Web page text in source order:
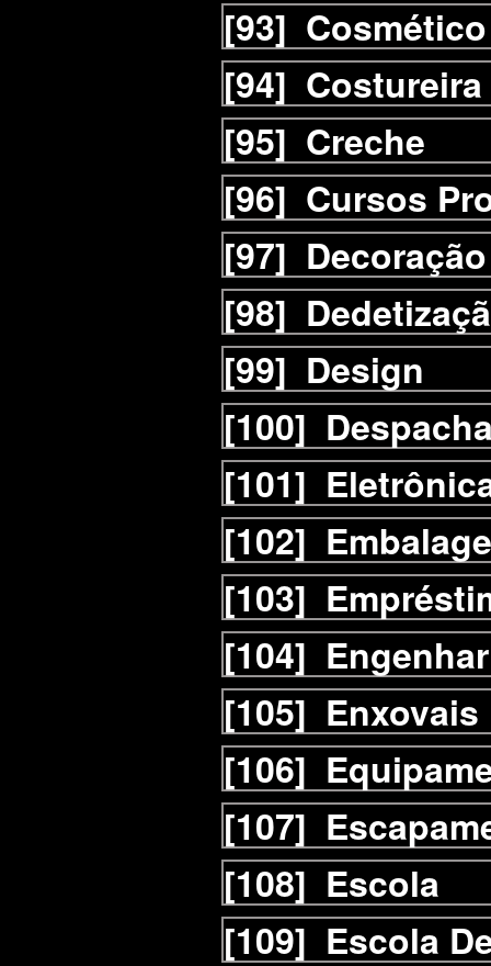
[93] Cosmético
[94] Costureira
[95] Creche
[96] Cursos
[97] Decoração
[98]
[99] Design
[100]
[101]
[102]
[103]
[104]
[105] Enxovais
[106]
[107]
[108] Escola
[109] Escola